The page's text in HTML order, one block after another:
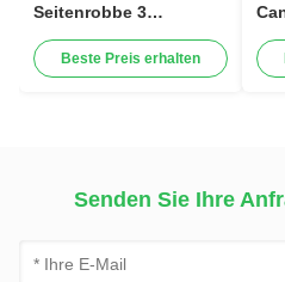
Seitenrobbe 3
Shampoo-
Mayonnaisen-flüssige
Beste Preis erhalten
Senden Sie Ihre